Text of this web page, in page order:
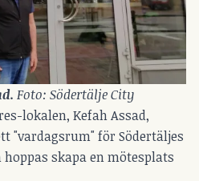
Foto: Södertälje City
lokalen, Kefah Assad,
"vardagsrum" för Södertäljes
skapa en mötesplats